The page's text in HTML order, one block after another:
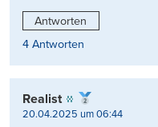
Antworten
4 Antworten
Realist
20.04.2025 um 06:44